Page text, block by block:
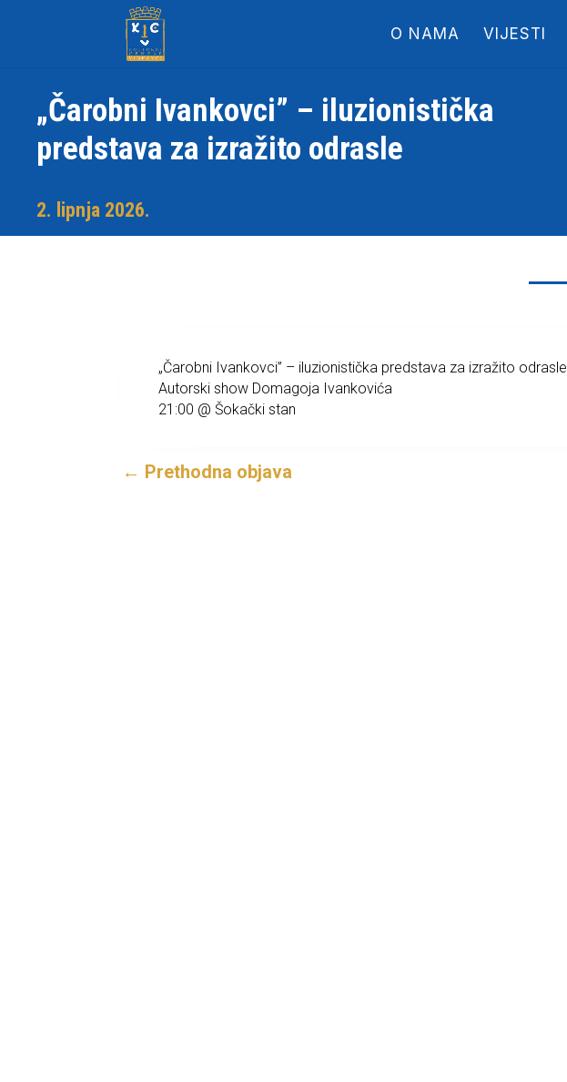
O NAMA VIJESTI
„Čarobni Ivankovci” – iluzionistička
predstava za izražito odrasle
2. lipnja 2026.
„Čarobni Ivankovci” – iluzionistička predstava za izražito odrasle
Autorski show Domagoja Ivankovića
21:00 @ Šokački stan
← Prethodna objava